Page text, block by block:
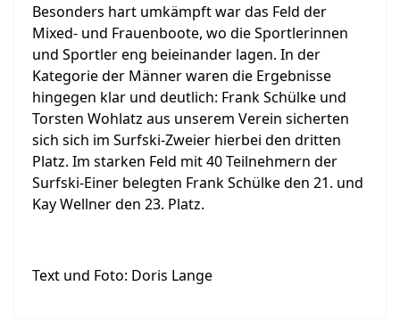
Besonders hart umkämpft war das Feld der
Mixed- und Frauenboote, wo die Sportlerinnen
und Sportler eng beieinander lagen. In der
Kategorie der Männer waren die Ergebnisse
hingegen klar und deutlich: Frank Schülke und
Torsten Wohlatz aus unserem Verein sicherten
sich sich im Surfski-Zweier hierbei den dritten
Platz. Im starken Feld mit 40 Teilnehmern der
Surfski-Einer belegten Frank Schülke den 21. und
Kay Wellner den 23. Platz.
Text und Foto: Doris Lange